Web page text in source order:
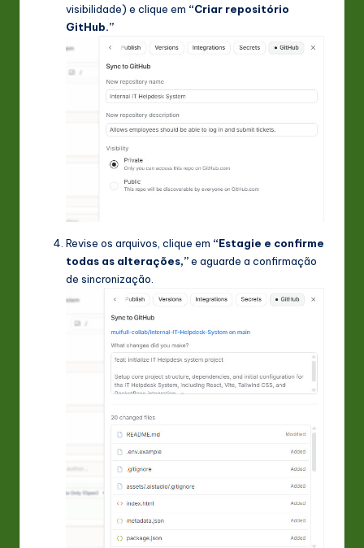
visibilidade) e clique em “Criar repositório
GitHub.”
Revise os arquivos, clique em “Estagie e confirme
todas as alterações,”e aguarde a confirmação
de sincronização.